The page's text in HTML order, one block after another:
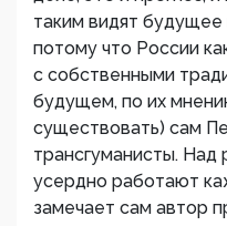
таким видят
потому что России
с собственными
будущем, по их
существовать) сам
трансгуманисты. Над
усердно работают
замечает сам автор